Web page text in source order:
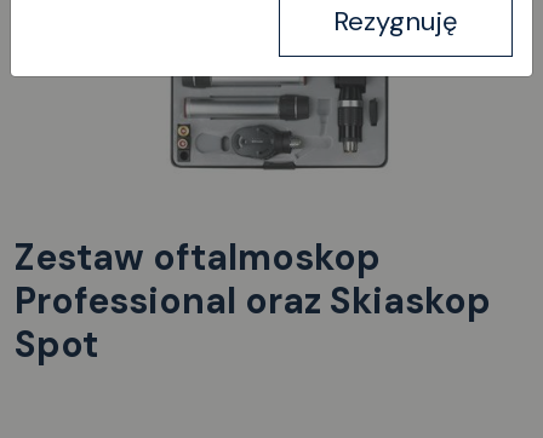
Zestaw oftalmoskop
Professional oraz Skiaskop
Spot
Rezygnuję